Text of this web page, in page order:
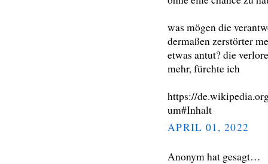
was mögen die
dermaßen zerstörter
etwas antut? die
mehr, fürchte ich
https://
um#Inhalt
APRIL 01, 2022
Anonym hat gesagt…